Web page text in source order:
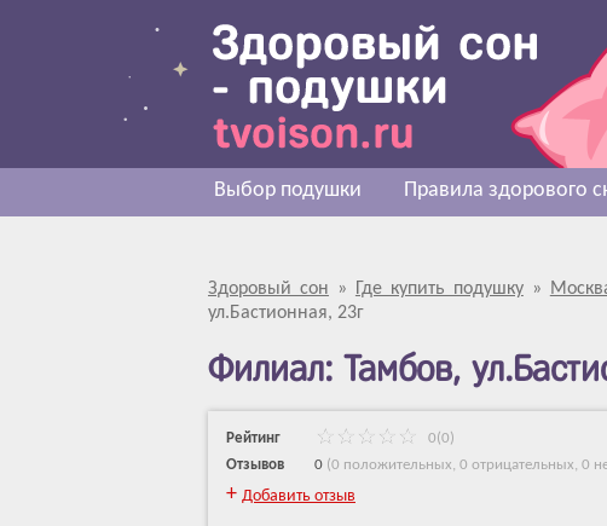
Выбор подушки Правила здорового
Здоровый сон » Где купить подушку»
ул.Бастионная, 23г
Филиал: Тамбов,
Рейтинг
0(0)
Отзывов
0 (0 положительных, 0 отрицательных, 0
+ Добавить отзыв